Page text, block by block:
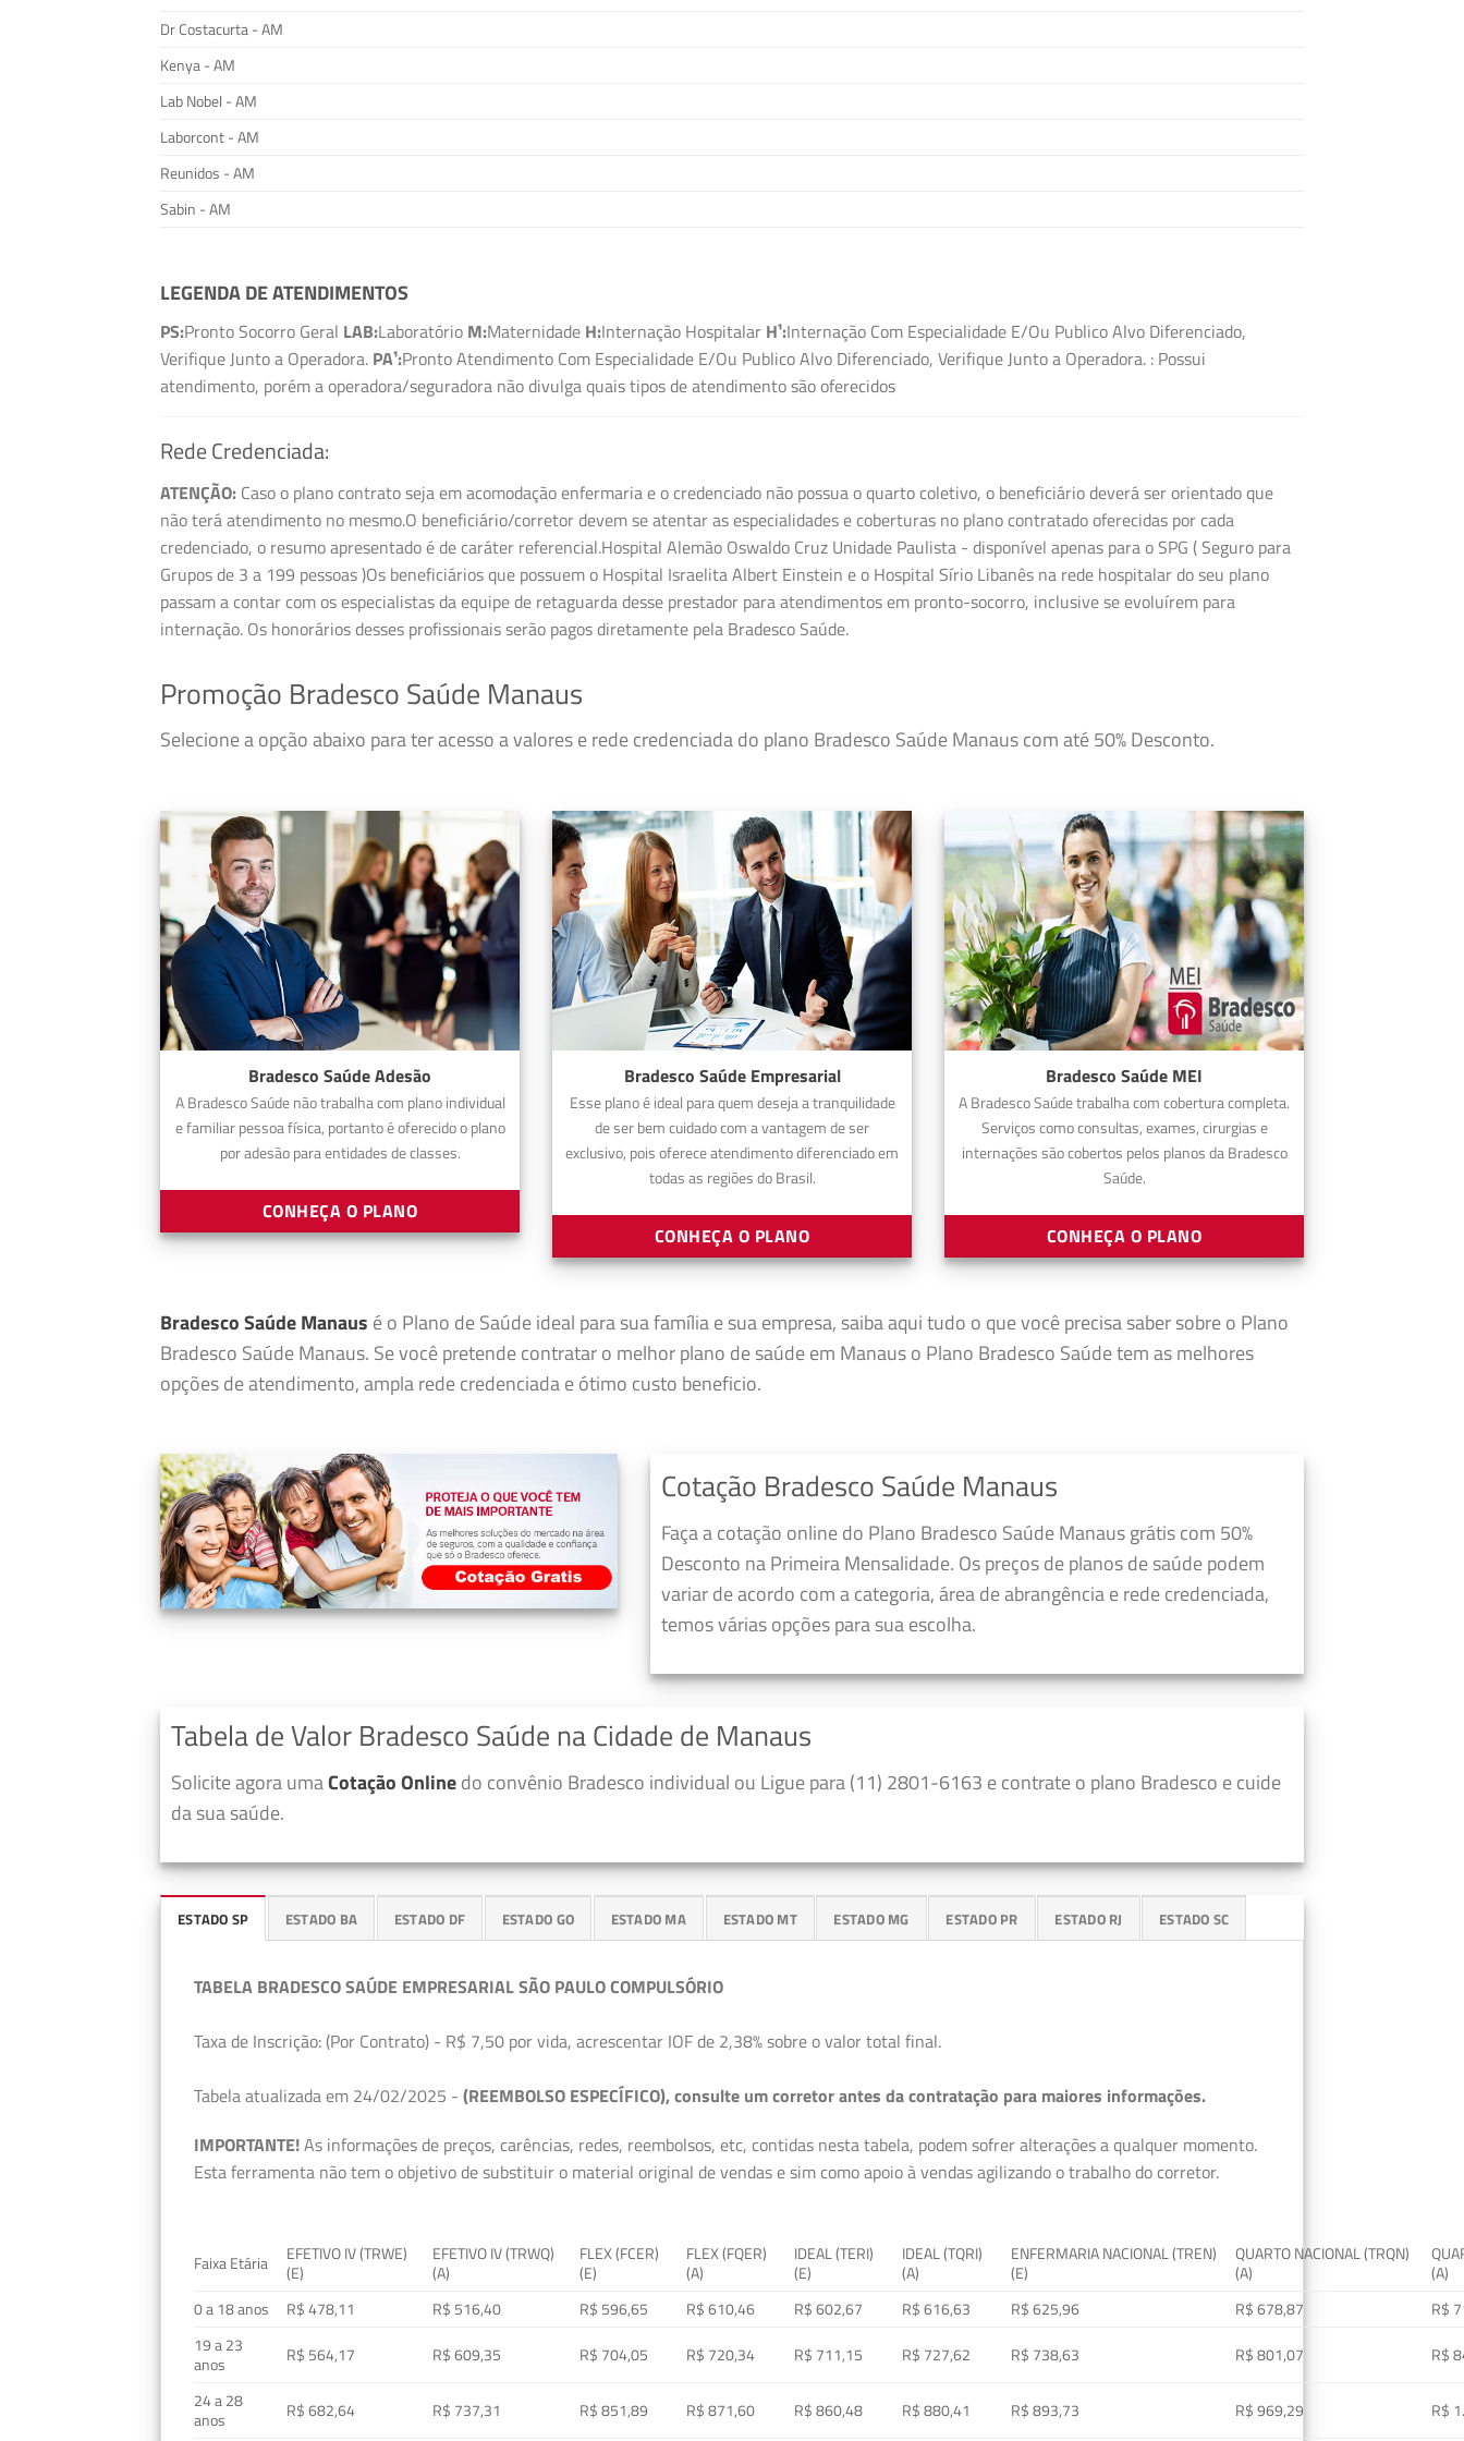
Dr Costacurta - AM
Kenya - AM
Lab Nobel - AM
Laborcont - AM
Reunidos - AM
Sabin - AM
LEGENDA DE ATENDIMENTOS
PS:Pronto Socorro Geral LAB:Laboratório M:Maternidade H:Internação Hospitalar H¹:Internação Com Especialidade E/Ou Publico Alvo Diferenciado,
Verifique Junto a Operadora. PA¹:Pronto Atendimento Com Especialidade E/Ou Publico Alvo Diferenciado, Verifique Junto a Operadora. : Possui
atendimento, porém a operadora/seguradora não divulga quais tipos de atendimento são oferecidos
Rede Credenciada:
ATENÇÃO: Caso o plano contrato seja em acomodação enfermaria e o credenciado não possua o quarto coletivo, o beneficiário deverá ser orientado que
não terá atendimento no mesmo.O beneficiário/corretor devem se atentar as especialidades e coberturas no plano contratado oferecidas por cada
credenciado, o resumo apresentado é de caráter referencial.Hospital Alemão Oswaldo Cruz Unidade Paulista - disponível apenas para o SPG ( Seguro para
Grupos de 3 a 199 pessoas )Os beneficiários que possuem o Hospital Israelita Albert Einstein e o Hospital Sírio Libanês na rede hospitalar do seu plano
passam a contar com os especialistas da equipe de retaguarda desse prestador para atendimentos em pronto-socorro, inclusive se evoluírem para
internação. Os honorários desses profissionais serão pagos diretamente pela Bradesco Saúde.
Promoção Bradesco Saúde Manaus
Selecione a opção abaixo para ter acesso a valores e rede credenciada do plano Bradesco Saúde Manaus com até 50% Desconto.
Bradesco Saúde Adesão
A Bradesco Saúde não trabalha com plano individual
e familiar pessoa física, portanto é oferecido o plano
por adesão para entidades de classes.
CONHEÇA O PLANO
Bradesco Saúde Empresarial
Esse plano é ideal para quem deseja a tranquilidade
de ser bem cuidado com a vantagem de ser
exclusivo, pois oferece atendimento diferenciado em
todas as regiões do Brasil.
CONHEÇA O PLANO
Bradesco Saúde MEI
A Bradesco Saúde trabalha com cobertura completa.
Serviços como consultas, exames, cirurgias e
internações são cobertos pelos planos da Bradesco
Saúde.
CONHEÇA O PLANO
Bradesco Saúde Manaus é o Plano de Saúde ideal para sua família e sua empresa, saiba aqui tudo o que você precisa saber sobre o Plano
Bradesco Saúde Manaus. Se você pretende contratar o melhor plano de saúde em Manaus o Plano Bradesco Saúde tem as melhores
opções de atendimento, ampla rede credenciada e ótimo custo beneficio.
Cotação Bradesco Saúde Manaus
Faça a cotação online do Plano Bradesco Saúde Manaus grátis com 50%
Desconto na Primeira Mensalidade. Os preços de planos de saúde podem
variar de acordo com a categoria, área de abrangência e rede credenciada,
temos várias opções para sua escolha.
Tabela de Valor Bradesco Saúde na Cidade de Manaus
Solicite agora umaCotação Onlinedo convênio Bradesco individual ou Ligue para (11) 2801-6163 e contrate o plano Bradesco e cuide
da sua saúde.
ESTADO SP ESTADO BA ESTADO DF ESTADO GO ESTADO MA ESTADO MT ESTADO MG ESTADO PR ESTADO RJ ESTADO SC
TABELA BRADESCO SAÚDE EMPRESARIAL SÃO PAULO COMPULSÓRIO
Taxa de Inscrição: (Por Contrato) - R$ 7,50 por vida, acrescentar IOF de 2,38% sobre o valor total final.
Tabela atualizada em 24/02/2025 - (REEMBOLSO ESPECÍFICO), consulte um corretor antes da contratação para maiores informações.
IMPORTANTE!As informações de preços, carências, redes, reembolsos, etc, contidas nesta tabela, podem sofrer alterações a qualquer momento.
Esta ferramenta não tem o objetivo de substituir o material original de vendas e sim como apoio à vendas agilizando o trabalho do corretor.
Faixa Etária
EFETIVO IV (TRWE)
(E)
EFETIVO IV (TRWQ)
(A)
FLEX (FCER)
(E)
FLEX (FQER)
(A)
IDEAL (TERI)
(E)
IDEAL (TQRI)
(A)
ENFERMARIA NACIONAL (TREN)
(E)
QUARTO NACIONAL (TRQN)
(A)
(A)
0 a 18 anos
R$ 478,11 R$ 516,40 R$ 596,65 R$ 610,46 R$ 602,67 R$ 616,63 R$ 625,96 R$ 678,87
R$
19 a 23
anos
R$ 564,17 R$ 609,35 R$ 704,05 R$ 720,34 R$ 711,15 R$ 727,62 R$ 738,63 R$ 801,07
R$
24 a 28
anos
R$ 682,64 R$ 737,31 R$ 851,89 R$ 871,60 R$ 860,48 R$ 880,41 R$ 893,73 R$ 969,29 R$